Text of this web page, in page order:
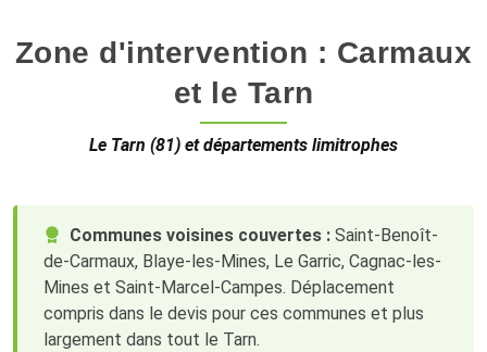
Zone d'intervention : Carmaux
et le Tarn
Le Tarn (81) et départements limitrophes
Communes voisines couvertes : Saint-Benoît-
de-Carmaux, Blaye-les-Mines, Le Garric, Cagnac-les-
Mines et Saint-Marcel-Campes. Déplacement
compris dans le devis pour ces communes et plus
largement dans tout le Tarn.